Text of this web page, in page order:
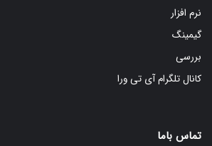
نرم افزار
گیمینگ
بررسی
کانال تلگرام آی تی ورا
تماس باما